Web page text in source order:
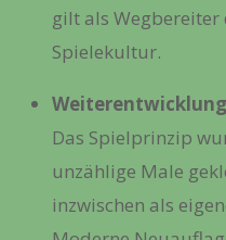
gilt als
Spielekultur.
Das Spielprinzip
unzählige Male
inzwischen als